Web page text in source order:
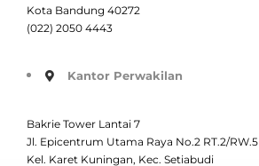
Kota Bandung 40272
(022) 2050 4443
Kantor Perwakilan
Bakrie Tower Lantai 7
Jl. Epicentrum Utama Raya No.2 RT.2/RW.5
Kel. Karet Kuningan, Kec. Setiabudi